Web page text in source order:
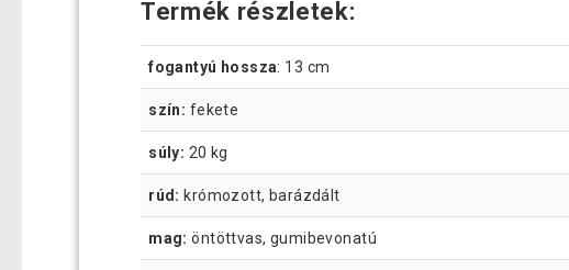
Termék részletek:
fogantyú hossza: 13 cm
szín: fekete
súly: 20 kg
rúd: krómozott, barázdált
mag: öntöttvas, gumibevonatú